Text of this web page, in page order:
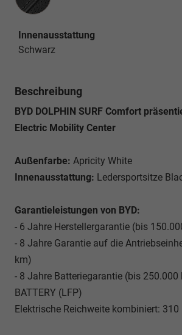
Innenausstattung
Schwarz
Beschreibung
BYD DOLPHIN SURF Comfort
Electric Mobility Center
Außenfarbe: Apricity White
Innenausstattung: Ledersportsitze
Garantieleistungen von BYD:
- 6 Jahre Herstellergarantie (bis
- 8 Jahre Garantie auf die
km)
- 8 Jahre Batteriegarantie (bis 250.000
BATTERY (LFP)
Elektrische Reichweite kombiniert: 310